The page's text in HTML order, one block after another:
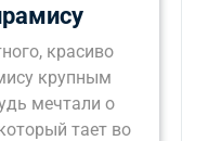
красиво
крупным
мечтали о
тает во